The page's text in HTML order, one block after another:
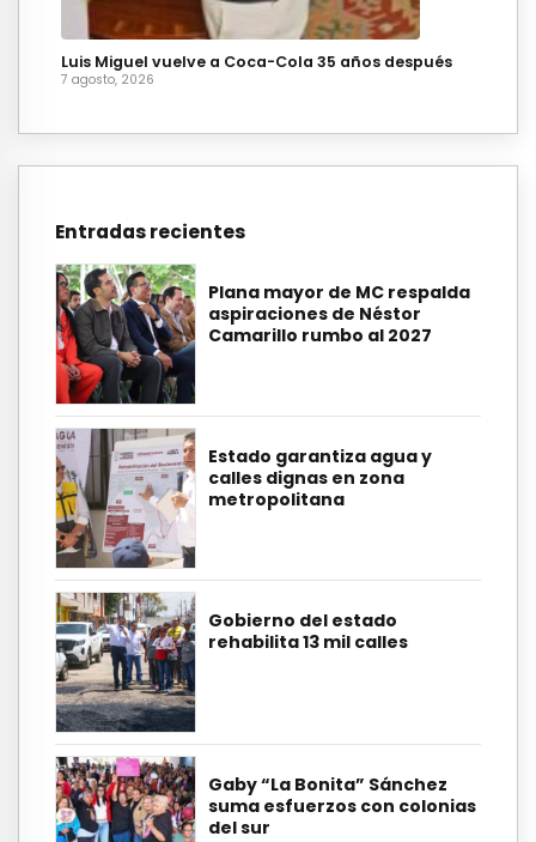
Luis Miguel vuelve a Coca-Cola 35 años después
7 agosto, 2026
Entradas recientes
Plana mayor de MC respalda
aspiraciones de Néstor
Camarillo rumbo al 2027
Estado garantiza agua y
calles dignas en zona
metropolitana
Gobierno del estado
rehabilita 13 mil calles
Gaby “La Bonita” Sánchez
suma esfuerzos con colonias
del sur